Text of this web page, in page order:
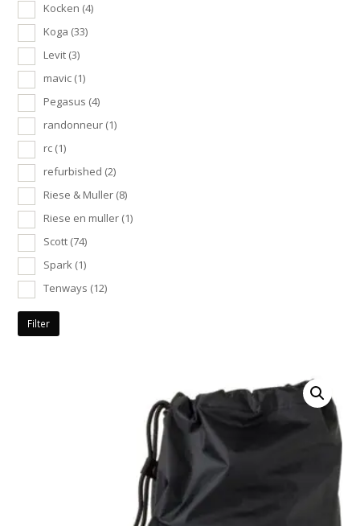
Kocken (4)
Koga (33)
Levit (3)
mavic (1)
Pegasus (4)
randonneur (1)
rc (1)
refurbished (2)
Riese & Muller (8)
Riese en muller (1)
Scott (74)
Spark (1)
Tenways (12)
Filter